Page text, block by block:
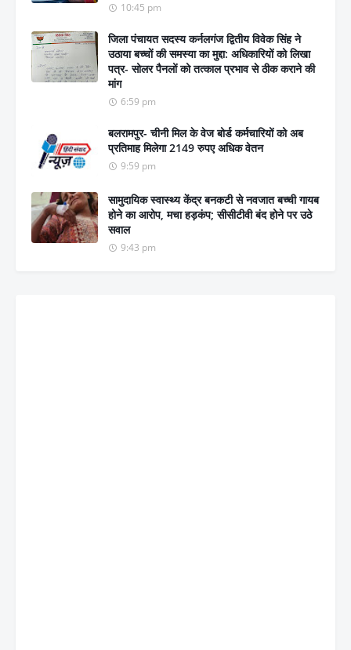
10:45 pm
जिला पंचायत सदस्य कर्नलगंज द्वितीय विवेक सिंह ने
उठाया बच्चों की समस्या का मुद्दा: अधिकारियों को लिखा
पत्र- सोलर पैनलों को तत्काल प्रभाव से ठीक कराने की
मांग
6:59 pm
बलरामपुर- चीनी मिल के वेज बोर्ड कर्मचारियों को अब
प्रतिमाह मिलेगा 2149 रुपए अधिक वेतन
9:59 pm
सामुदायिक स्वास्थ्य केंद्र बनकटी से नवजात बच्ची गायब
होने का आरोप, मचा हड़कंप; सीसीटीवी बंद होने पर उठे
सवाल
9:43 pm